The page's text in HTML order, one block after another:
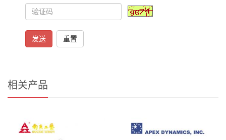
发送 重置
相关产品